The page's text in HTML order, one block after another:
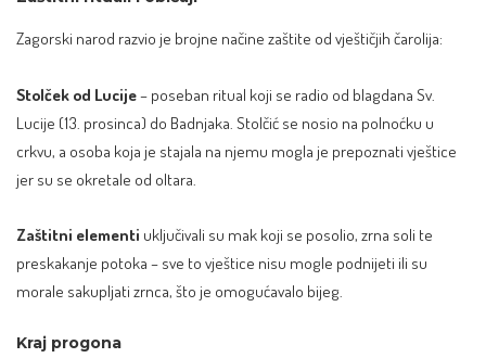
Zagorski narod razvio je brojne načine zaštite od vještičjih čarolija:
Stolček od Lucije– poseban ritual koji se radio od blagdana Sv.
Lucije (13. prosinca) do Badnjaka. Stolčić se nosio na polnoćku u
crkvu, a osoba koja je stajala na njemu mogla je prepoznati vještice
jer su se okretale od oltara.
Zaštitni elementi uključivali su mak koji se posolio, zrna soli te
preskakanje potoka – sve to vještice nisu mogle podnijeti ili su
morale sakupljati zrnca, što je omogućavalo bijeg.
Kraj progona